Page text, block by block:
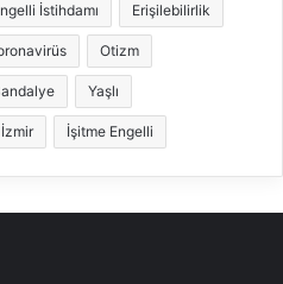
İstihdamı Erişilebilirlik
Otizm
Yaşlı
İzmir İşitme Engelli